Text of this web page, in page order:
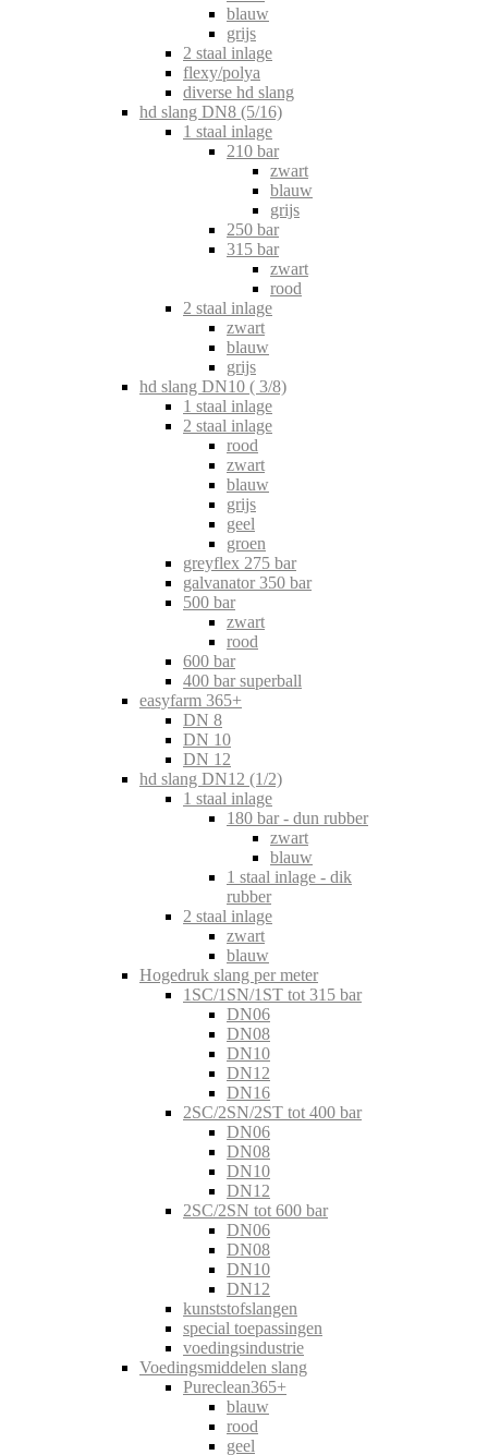
blauw
grijs
2 staal inlage
flexy/polya
diverse hd slang
hd slang DN8 (5/16)
1 staal inlage
210 bar
zwart
blauw
grijs
250 bar
315 bar
zwart
rood
2 staal inlage
zwart
blauw
grijs
hd slang DN10 ( 3/8)
1 staal inlage
2 staal inlage
rood
zwart
blauw
grijs
geel
groen
greyflex 275 bar
galvanator 350 bar
500 bar
zwart
rood
600 bar
400 bar superball
easyfarm 365+
DN 8
DN 10
DN 12
hd slang DN12 (1/2)
1 staal inlage
180 bar - dun rubber
zwart
blauw
1 staal inlage - dik
rubber
2 staal inlage
zwart
blauw
Hogedruk slang per meter
1SC/1SN/1ST tot 315 bar
DN06
DN08
DN10
DN12
DN16
2SC/2SN/2ST tot 400 bar
DN06
DN08
DN10
DN12
2SC/2SN tot 600 bar
DN06
DN08
DN10
DN12
kunststofslangen
special toepassingen
voedingsindustrie
Voedingsmiddelen slang
Pureclean365+
blauw
rood
geel